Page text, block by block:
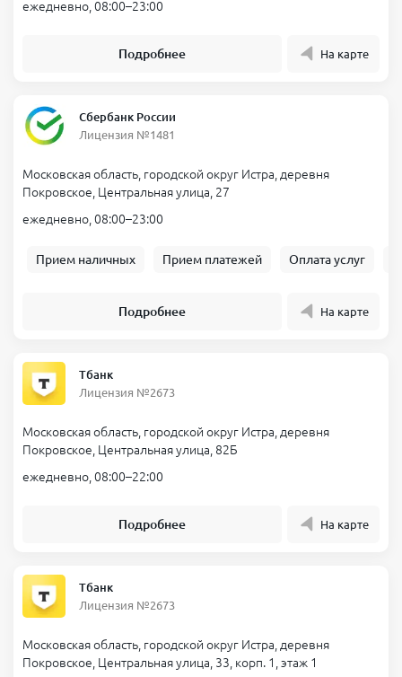
ежедневно, 08:00–23:00
Подробнее На карте
Сбербанк России
Лицензия №1481
Московская область, городской округ Истра, деревня
Покровское, Центральная улица, 27
ежедневно, 08:00–23:00
Прием наличных Прием платежей Оплата услуг
Подробнее На карте
Тбанк
Лицензия №2673
Московская область, городской округ Истра, деревня
Покровское, Центральная улица, 82Б
ежедневно, 08:00–22:00
Подробнее На карте
Тбанк
Лицензия №2673
Московская область, городской округ Истра, деревня
Покровское, Центральная улица, 33, корп. 1, этаж 1